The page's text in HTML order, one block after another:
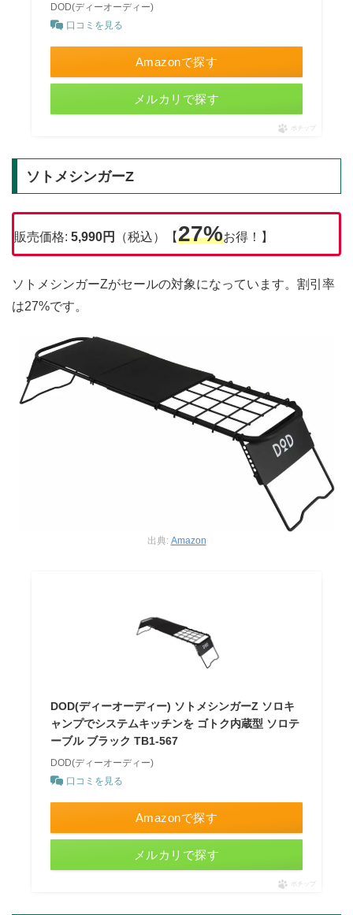
DOD(ディーオーディー)
口コミを見る
Amazonで探す
メルカリで探す
ポチップ
ソトメシンガーZ
販売価格: 5,990円 （税込）【27%お得！】
ソトメシンガーZがセールの対象になっています。割引率
は27%です。
出典: Amazon
DOD(ディーオーディー) ソトメシンガーZ ソロキ
ャンプでシステムキッチンを ゴトク内蔵型 ソロテ
ーブル ブラック TB1-567
DOD(ディーオーディー)
口コミを見る
Amazonで探す
メルカリで探す
ポチップ